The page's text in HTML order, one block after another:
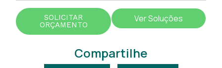
SOLICITAR
ORÇAMENTO
Ver Soluções
Compartilhe